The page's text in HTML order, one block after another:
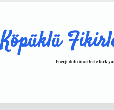
Köpüklü
Enerji dolu önerilerle fark